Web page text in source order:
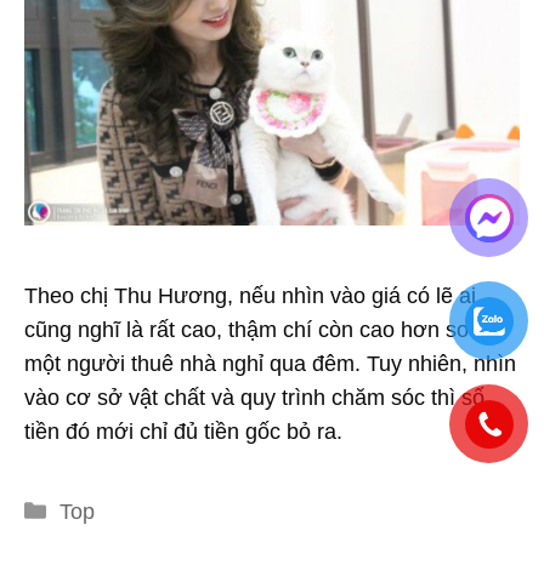
Theo chị Thu Hương, nếu nhìn vào giá có lẽ ai
cũng nghĩ là rất cao, thậm chí còn cao hơn so với
một người thuê nhà nghỉ qua đêm. Tuy nhiên, nhìn
vào cơ sở vật chất và quy trình chăm sóc thì số
tiền đó mới chỉ đủ tiền gốc bỏ ra.
Danh
Top